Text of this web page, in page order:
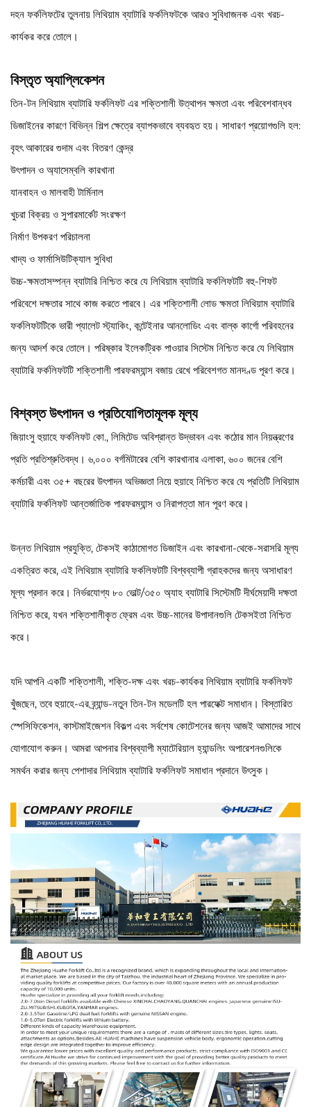
দহন ফর্কলিফটের তুলনায় লিথিয়াম ব্যাটারি ফর্কলিফটকে আরও সুবিধাজনক এবং খরচ-
কার্যকর করে তোলে।
বিস্তৃত অ্যাপ্লিকেশন
তিন-টন লিথিয়াম ব্যাটারি ফর্কলিফট এর শক্তিশালী উত্থাপন ক্ষমতা এবং পরিবেশবান্ধব
ডিজাইনের কারণে বিভিন্ন শিল্প ক্ষেত্রে ব্যাপকভাবে ব্যবহৃত হয়। সাধারণ প্রয়োগগুলি হল:
বৃহৎ আকারের গুদাম এবং বিতরণ কেন্দ্র
উৎপাদন ও অ্যাসেম্বলি কারখানা
যানবাহন ও মালবাহী টার্মিনাল
খুচরা বিক্রয় ও সুপারমার্কেট সংরক্ষণ
নির্মাণ উপকরণ পরিচালনা
খাদ্য ও ফার্মাসিউটিক্যাল সুবিধা
উচ্চ-ক্ষমতাসম্পন্ন ব্যাটারি নিশ্চিত করে যে লিথিয়াম ব্যাটারি ফর্কলিফটটি বহু-শিফট
পরিবেশে দক্ষতার সাথে কাজ করতে পারবে। এর শক্তিশালী লোড ক্ষমতা লিথিয়াম ব্যাটারি
ফর্কলিফটটিকে ভারী প্যালেট স্ট্যাকিং, কন্টেইনার আনলোডিং এবং বাল্ক কার্গো পরিবহনের
জন্য আদর্শ করে তোলে। পরিষ্কার ইলেকট্রিক পাওয়ার সিস্টেম নিশ্চিত করে যে লিথিয়াম
ব্যাটারি ফর্কলিফটটি শক্তিশালী পারফরম্যান্স বজায় রেখে পরিবেশগত মানদণ্ড পূরণ করে।
বিশ্বস্ত উৎপাদন ও প্রতিযোগিতামূলক মূল্য
জিয়াংসু হুয়াহে ফর্কলিফট কো., লিমিটেড অবিশ্রান্ত উদ্ভাবন এবং কঠোর মান নিয়ন্ত্রণের
প্রতি প্রতিশ্রুতিবদ্ধ। ৬,০০০ বর্গমিটারের বেশি কারখানার এলাকা, ৬০০ জনের বেশি
কর্মচারী এবং ৩৫+ বছরের উৎপাদন অভিজ্ঞতা নিয়ে হুয়াহে নিশ্চিত করে যে প্রতিটি লিথিয়াম
ব্যাটারি ফর্কলিফট আন্তর্জাতিক পারফরম্যান্স ও নিরাপত্তা মান পূরণ করে।
উন্নত লিথিয়াম প্রযুক্তি, টেকসই কাঠামোগত ডিজাইন এবং কারখানা-থেকে-সরাসরি মূল্য
একত্রিত করে, এই লিথিয়াম ব্যাটারি ফর্কলিফটটি বিশ্বব্যাপী গ্রাহকদের জন্য অসাধারণ
মূল্য প্রদান করে। নির্ভরযোগ্য ৮০ ভোল্ট/৩৫০ অ্যাহ ব্যাটারি সিস্টেমটি দীর্ঘমেয়াদী দক্ষতা
নিশ্চিত করে, যখন শক্তিশালীকৃত ফ্রেম এবং উচ্চ-মানের উপাদানগুলি টেকসইতা নিশ্চিত
করে।
যদি আপনি একটি শক্তিশালী, শক্তি-দক্ষ এবং খরচ-কার্যকর লিথিয়াম ব্যাটারি ফর্কলিফট
খুঁজছেন, তবে হুয়াহে-এর ব্র্যান্ড-নতুন তিন-টন মডেলটি হল পারফেক্ট সমাধান। বিস্তারিত
স্পেসিফিকেশন, কাস্টমাইজেশন বিকল্প এবং সর্বশেষ কোটেশনের জন্য আজই আমাদের সাথে
যোগাযোগ করুন। আমরা আপনার বিশ্বব্যাপী ম্যাটেরিয়াল হ্যান্ডলিং অপারেশনগুলিকে
সমর্থন করার জন্য পেশাদার লিথিয়াম ব্যাটারি ফর্কলিফট সমাধান প্রদানে উৎসুক।